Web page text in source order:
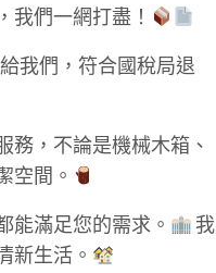
們一網打盡！
我們，符合國稅局退
務，不論是機械木箱、
空間。
能滿足您的需求。
我
新生活。